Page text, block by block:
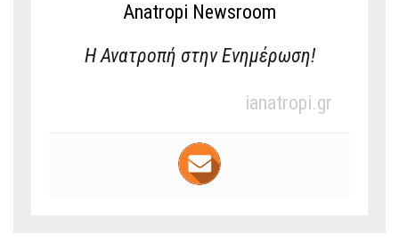
Anatropi Newsroom
Η Ανατροπή στην Ενημέρωση!
ianatropi.gr